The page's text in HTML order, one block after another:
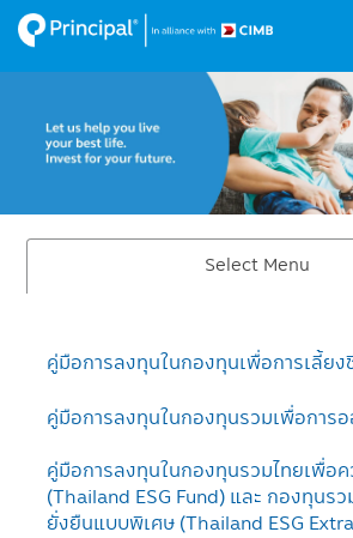
Skip
to
main
Select Menu
คู่มือการลงทุนในกองทุนเพื่อการเลี้ยง
คู่มือการลงทุนในกองทุนรวมเพื่อการอ
คู่มือการลงทุนในกองทุนรวมไทยเพื่อ
(Thailand ESG Fund) และ กองทุนร
ยั่งยืนแบบพิเศษ (Thailand ESG